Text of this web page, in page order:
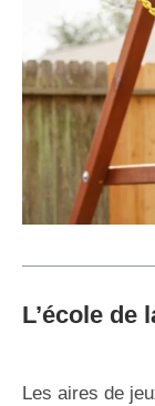
L’école de
Les aires de